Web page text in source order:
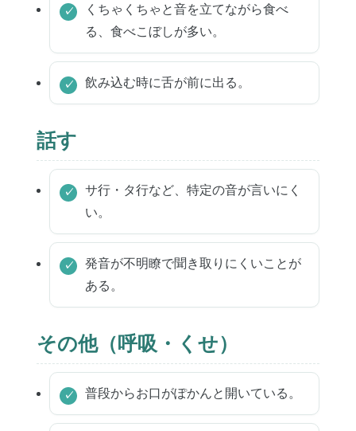
くちゃくちゃと音を立てながら食べ
る、食べこぼしが多い。
飲み込む時に舌が前に出る。
話す
サ行・タ行など、特定の音が言いにく
い。
発音が不明瞭で聞き取りにくいことが
ある。
その他（呼吸・くせ）
普段からお口がぽかんと開いている。